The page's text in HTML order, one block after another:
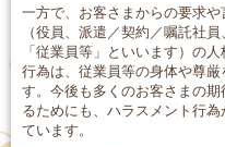
一方で、お客さまからの要求
（役員、派遣／契約／嘱託社
「従業員等」といいます）の
行為は、従業員等の身体や尊
す。今後も多くのお客さまの
るためにも、ハラスメント行
ています。